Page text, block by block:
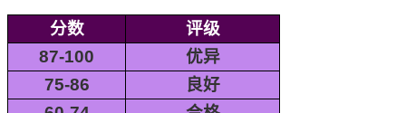
分数
评级
87-100
优异
75-86
良好